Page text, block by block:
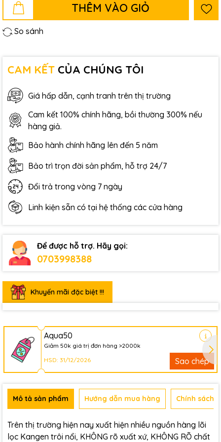
THÊM VÀO GIỎ
So sánh
CAM KẾT CỦA CHÚNG TÔI
Giá hấp dẫn, cạnh tranh trên thị trường
Cam kết 100% chính hãng, bồi thường 300% nếu
hàng giả.
Bảo hành chính hãng lên đến 5 năm
Bảo trì trọn đời sản phẩm, hỗ trợ 24/7
Đổi trả trong vòng 7 ngày
Linh kiện sẵn có tại hệ thống các cửa hàng
Để được hỗ trợ. Hãy gọi:
0703998388
Khuyến mãi đặc biệt !!!
Aqua50
Giảm 50k giá trị đơn hàng >2000k
HSD: 31/12/2026
Sao chép
Mô tả sản phẩm Hướng dẫn mua hàng Chính sách
Trên thị trường hiện nay xuất hiện nhiều nguồn hàng lõi
lọc Kangen trôi nổi, KHÔNG rõ xuất xứ, KHÔNG RÕ chất